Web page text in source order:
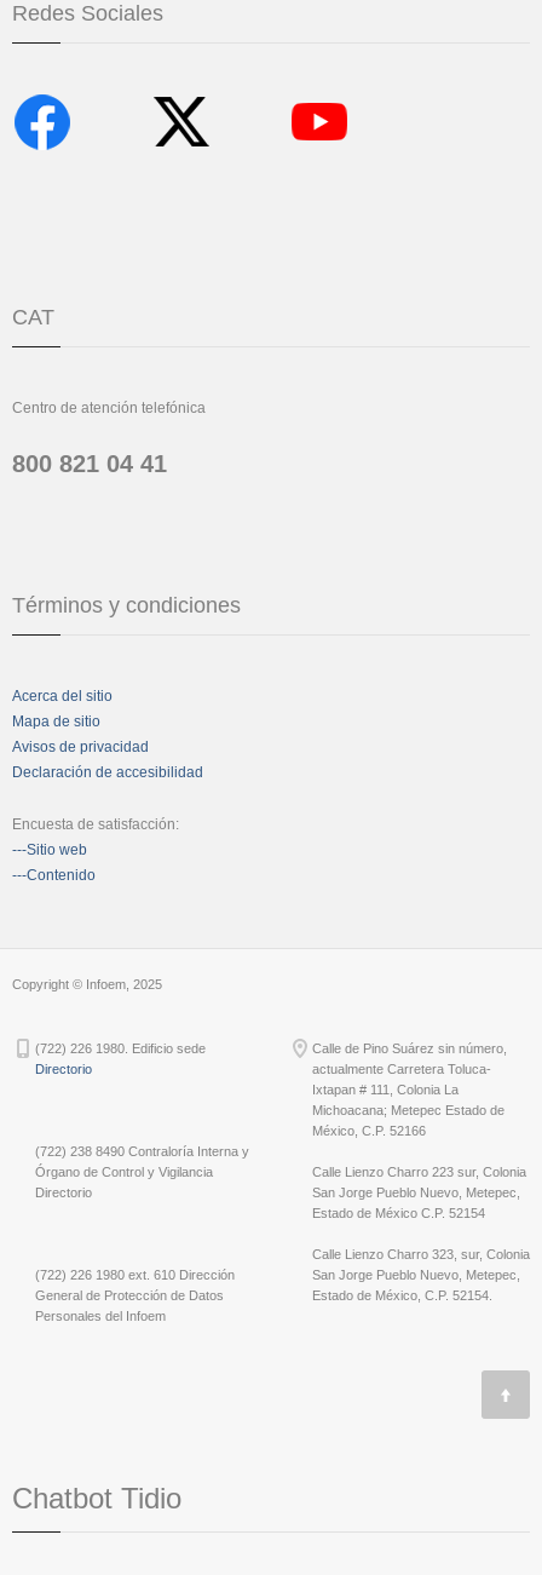
Redes Sociales
CAT
Centro de atención telefónica
800 821 04 41
Términos y condiciones
Acerca del sitio
Mapa de sitio
Avisos de privacidad
Declaración de accesibilidad
Encuesta de satisfacción:
---Sitio web
---Contenido
Copyright © Infoem, 2025
(722) 226 1980. Edificio sede
Directorio
(722) 238 8490 Contraloría Interna y
Órgano de Control y Vigilancia
Directorio
(722) 226 1980 ext. 610 Dirección
General de Protección de Datos
Personales del Infoem
Calle de Pino Suárez sin número,
actualmente Carretera Toluca-
Ixtapan # 111, Colonia La
Michoacana; Metepec Estado de
México, C.P. 52166
Calle Lienzo Charro 223 sur, Colonia
San Jorge Pueblo Nuevo, Metepec,
Estado de México C.P. 52154
Calle Lienzo Charro 323, sur, Colonia
San Jorge Pueblo Nuevo, Metepec,
Estado de México, C.P. 52154.
Chatbot Tidio